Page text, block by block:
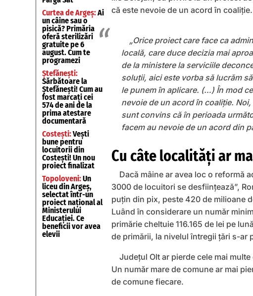
Curtea de Argeș:Ai
un câine sau o
pisică? Primăria
oferă sterilizări
gratuite pe 6
august. Cum te
programezi
Ștefănești:
Sărbătoare la
Ștefănești! Cum au
fost marcați cei
574 de ani de la
prima atestare
documentară
Costești:Vești
bune pentru
locuitorii din
Costești! Un nou
proiect finalizat
Topoloveni:Un
liceu din Argeș,
selectat într-un
proiect național al
Ministerului
Educației. Ce
beneficii vor avea
elevii
că este nevoie de un acord în coaliție.
„Orice proiect care face ca
locală, care duce decizia mai
de la ministere la serviciile
soluții, aici este vorba să lucrăm
le punem în aplicare. (…) În mod
nevoie de un acord în coaliție.
sunt convins că în perioada
facem au nevoie de un acord din
Cu câte localități ar
Dacă mâine ar avea loc o reformă
3000 de locuitori se desființează”,
puțin din pix, peste 420 de milioane
Luând în considerare un număr
primărie cheltuie 116.165 de lei pe
de primării, la nivelul întregii țări s-ar
Județul Olt ar pierde cele mai
Un număr mare de comune ar mai
de comune fiecare.